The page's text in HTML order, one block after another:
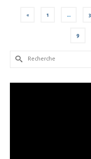
« 1 … 3
9
Rechercher :